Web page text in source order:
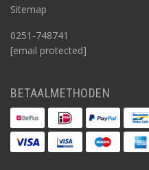
Sitemap
0251-748741
[email protected]
BETAALMETHODEN